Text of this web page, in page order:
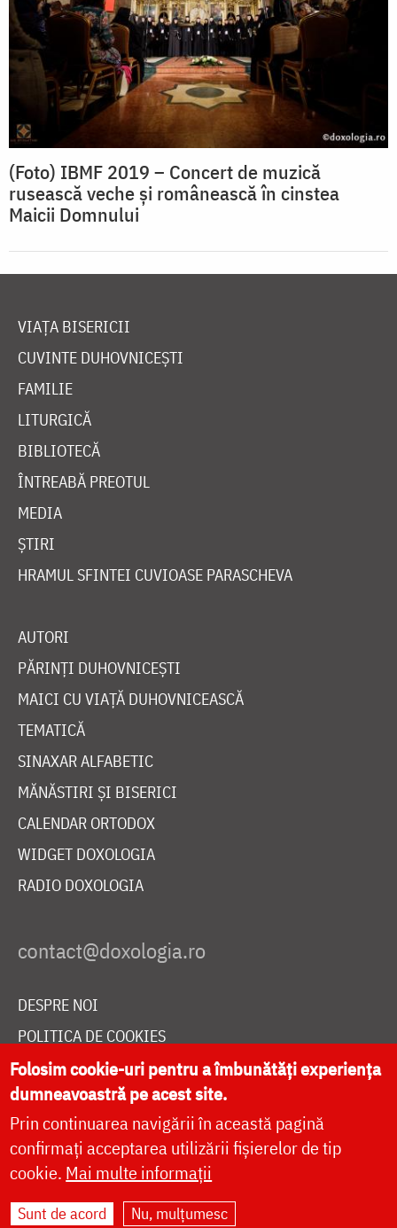
(Foto) IBMF 2019 – Concert de muzică
rusească veche și românească în cinstea
Maicii Domnului
VIAȚA BISERICII
CUVINTE DUHOVNICEȘTI
FAMILIE
LITURGICĂ
BIBLIOTECĂ
ÎNTREABĂ PREOTUL
MEDIA
ȘTIRI
HRAMUL SFINTEI CUVIOASE PARASCHEVA
AUTORI
PĂRINȚI DUHOVNICEȘTI
MAICI CU VIAȚĂ DUHOVNICEASCĂ
TEMATICĂ
SINAXAR ALFABETIC
MĂNĂSTIRI ȘI BISERICI
CALENDAR ORTODOX
WIDGET DOXOLOGIA
RADIO DOXOLOGIA
DESPRE NOI
POLITICA DE COOKIES
DONEAZĂ ONLINE PENTRU CATEDRALA NAȚIONALĂ
LIVE
Site dezvoltat deDOXOLOGIA MEDIA
Folosim cookie-uri pentru a îmbunătăți experiența
dumneavoastră pe acest site.
Prin continuarea navigării în această pagină
confirmați acceptarea utilizării fișierelor de tip
cookie. Mai multe informații
Sunt de acord Nu, mulțumesc